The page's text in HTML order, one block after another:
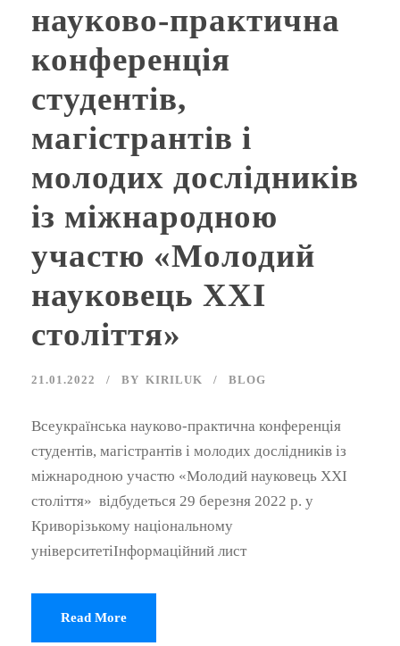
науково-практична
конференція
студентів,
магістрантів і
молодих дослідників
із міжнародною
участю «Молодий
науковець ХХІ
століття»
21.01.2022 BY KIRILUK BLOG
Всеукраїнська науково-практична конференція
студентів, магістрантів і молодих дослідників із
міжнародною участю «Молодий науковець ХХІ
століття» відбудеться 29 березня 2022 р. у
Криворізькому національному
університетіІнформаційний лист
Read More